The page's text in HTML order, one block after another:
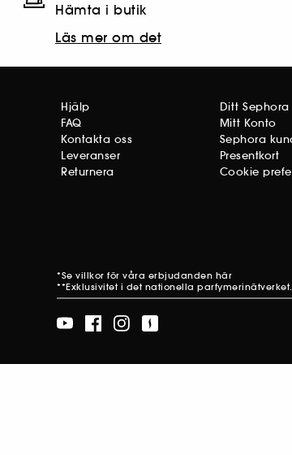
Hämta i butik​
Läs mer om det
Hjälp
FAQ
Kontakta oss
Leveranser
Returnera
Ditt Sephora
Mitt Konto
Sephora
Presentkort
Cookie
*Se villkor för våra erbjudanden här
**Exklusivitet i det nationella parfymerinätverket.